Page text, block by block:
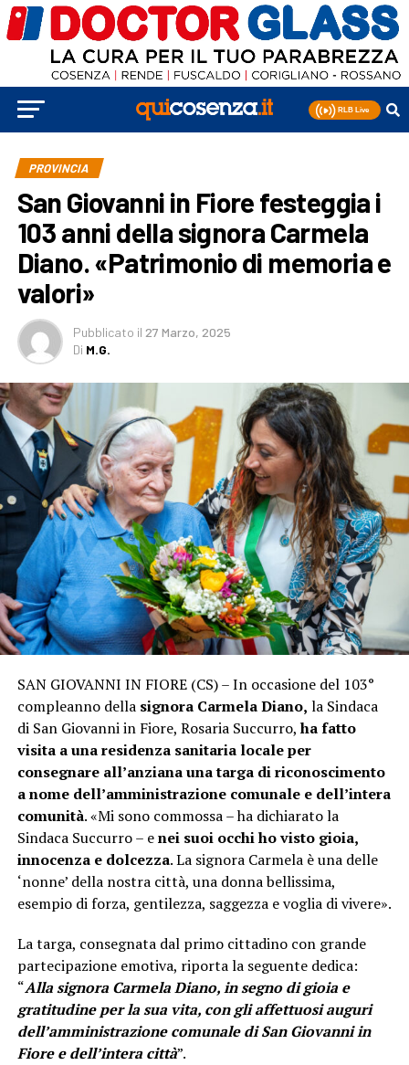
PROVINCIA
San Giovanni in Fiore festeggia i
103 anni della signora Carmela
Diano. «Patrimonio di memoria e
valori»
Pubblicato il 27 Marzo, 2025
Di M.G.
SAN GIOVANNI IN FIORE (CS) – In occasione del 103°
compleanno della signora Carmela Diano, la Sindaca
di San Giovanni in Fiore, Rosaria Succurro,ha fatto
visita a una residenza sanitaria locale per
consegnare all’anziana una targa di riconoscimento
a nome dell’amministrazione comunale e dell’intera
comunità. «Mi sono commossa – ha dichiarato la
Sindaca Succurro – enei suoi occhi ho visto gioia,
innocenza e dolcezza. La signora Carmela è una delle
‘nonne’ della nostra città, una donna bellissima,
esempio di forza, gentilezza, saggezza e voglia di vivere».
La targa, consegnata dal primo cittadino con grande
partecipazione emotiva, riporta la seguente dedica:
“Alla signora Carmela Diano, in segno di gioia e
gratitudine per la sua vita, con gli affettuosi auguri
dell’amministrazione comunale di San Giovanni in
Fiore e dell’intera città”.